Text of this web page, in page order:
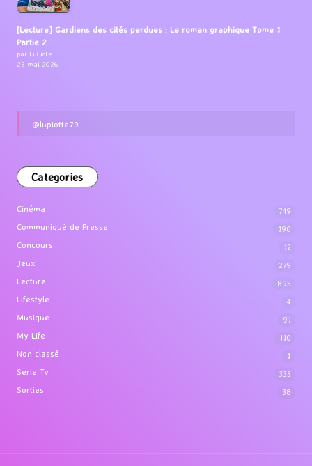
[Lecture] Gardiens des cités perdues : Le roman graphique Tome 1
Partie 2
par LuCioLe
25 mai 2026
@lupiotte79
Categories
Cinéma 749
Communiqué de Presse 190
Concours 12
Jeux 279
Lecture 895
Lifestyle 4
Musique 91
My Life 110
Non classé 1
Serie Tv 335
Sorties 38